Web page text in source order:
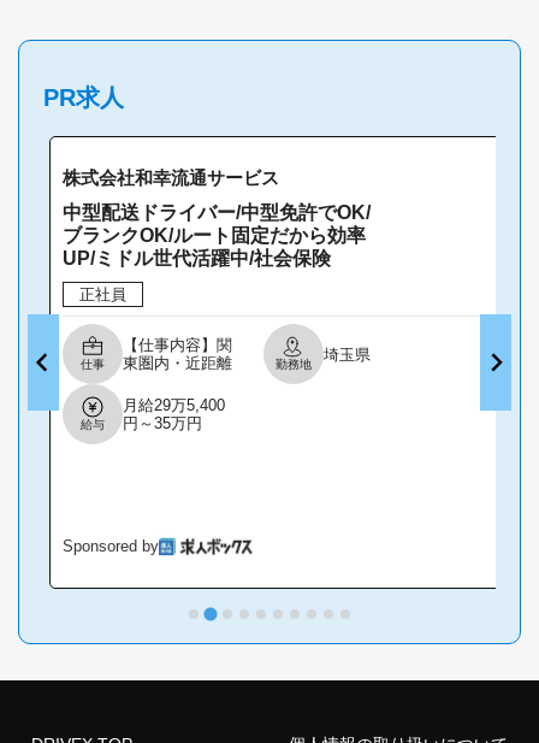
PR求人
株式会社和幸流通サービス
中型配送ドライバー/中型免許でOK/
ブランクOK/ルート固定だから効率
UP/ミドル世代活躍中/社会保険
正社員
仕事
【仕事内容】関
東圏内・近距離
ドライバー募集
毎日帰宅→夕食
は家族と一緒 長
件数&ルート設
定 年間休日118
暇あり 家族の予
勤務地
埼玉県
給与
月給29万5,400
円～35万円
Sponsored by